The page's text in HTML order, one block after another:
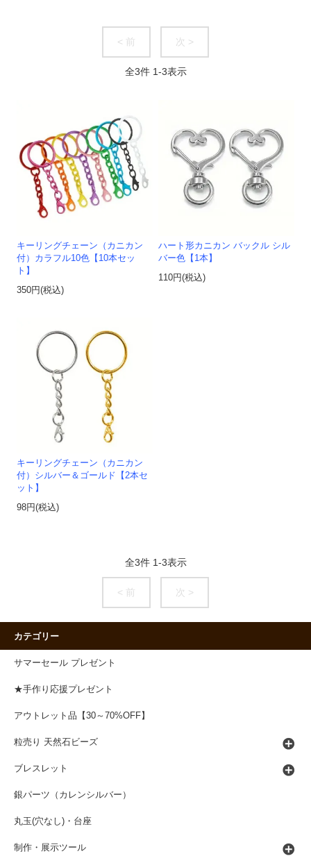
< 前 次 >
全3件 1-3表示
キーリングチェーン（カニカン
付）カラフル10色【10本セッ
ト】
350円(税込)
ハート形カニカン バックル シル
バー色【1本】
110円(税込)
キーリングチェーン（カニカン
付）シルバー＆ゴールド【2本セ
ット】
98円(税込)
全3件 1-3表示
< 前 次 >
カテゴリー
サマーセール プレゼント
★手作り応援プレゼント
アウトレット品【30～70%OFF】
粒売り 天然石ビーズ
ブレスレット
銀パーツ（カレンシルバー）
丸玉(穴なし)・台座
制作・展示ツール